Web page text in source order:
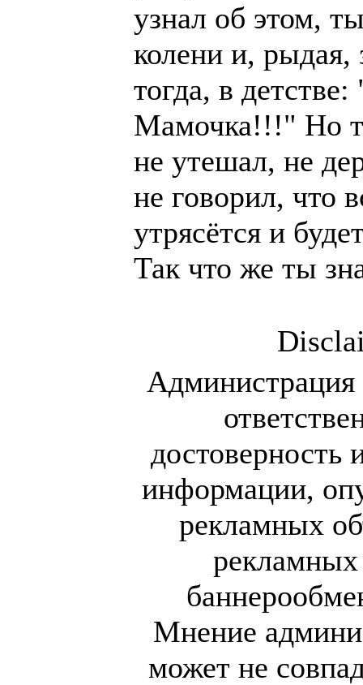
узнал об этом,
колени и, рыдая,
тогда, в
Мамочка!!!" Но
не утешал, не
не говорил, что
утрясётся и
Так что же ты
Администрация
достоверность
информации,
рекламных
рекламных
Мнение
может не